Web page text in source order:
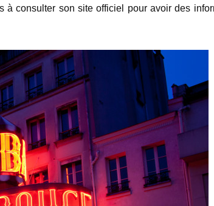
à consulter son site officiel pour avoir des